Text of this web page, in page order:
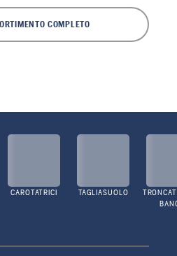
COMPLETO
CAROTATRICI TAGLIASUOLO